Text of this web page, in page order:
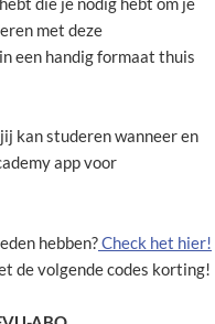
met deze
een handig formaat thuis
kan studeren wanneer en
app voor
hebben?Check het hier!
de volgende codes korting!